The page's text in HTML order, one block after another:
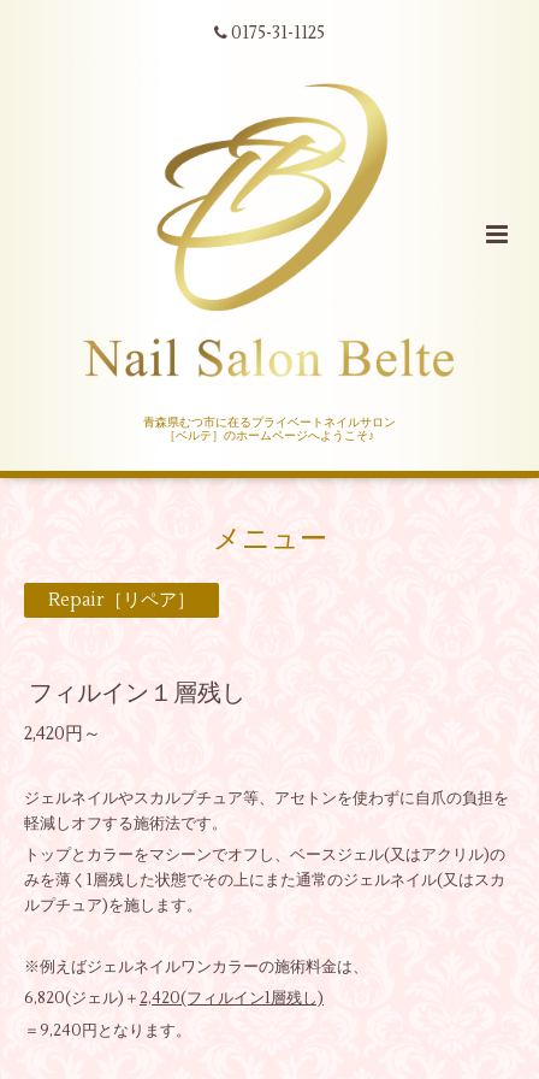
0175-31-1125
青森県むつ市に在るプライベートネイルサロン
［ベルテ］のホームページへようこそ♪
メニュー
Repair［リペア］
フィルイン１層残し
2,420円～
ジェルネイルやスカルプチュア等、アセトンを使わずに自爪の負担を
軽減しオフする施術法です。
トップとカラーをマシーンでオフし、ベースジェル(又はアクリル)の
みを薄く1層残した状態でその上にまた通常のジェルネイル(又はスカ
ルプチュア)を施します。
※例えばジェルネイルワンカラーの施術料金は、
6,820(ジェル)＋ 2,420(フィルイン1層残し)
＝9,240円となります。